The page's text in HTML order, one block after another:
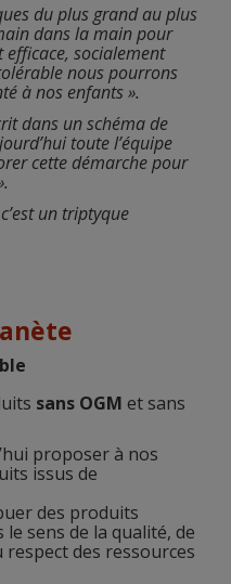
du plus grand au plus
dans la main pour
socialement
nous pourrons
à nos enfants ».
dans un schéma de
toute l’équipe
cette démarche pour
un triptyque
sans OGM et sans
proposer à nos
issus de
des produits
sens de la qualité, de
des ressources